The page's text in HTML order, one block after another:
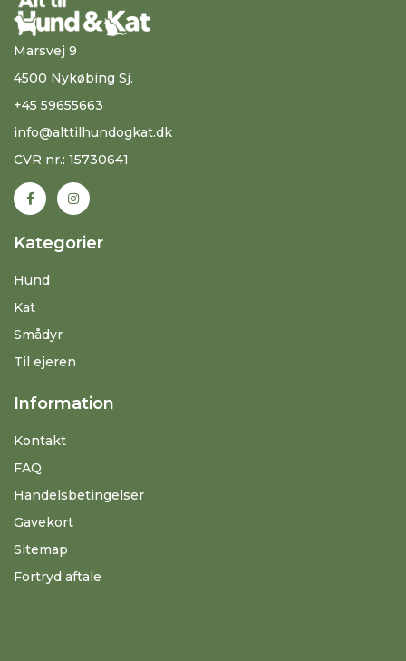
Marsvej 9
4500 Nykøbing Sj.
+45 59655663
info@alttilhundogkat.dk
CVR nr.: 15730641
Kategorier
Hund
Kat
Smådyr
Til ejeren
Information
Kontakt
FAQ
Handelsbetingelser
Gavekort
Sitemap
Fortryd aftale